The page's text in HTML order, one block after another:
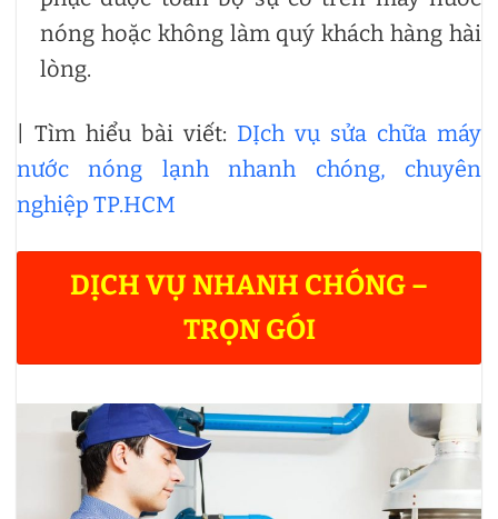
nóng hoặc không làm quý khách hàng hài
lòng.
| Tìm hiểu bài viết: DỊch vụ sửa chữa máy
nước nóng lạnh nhanh chóng, chuyên
nghiệp TP.HCM
DỊCH VỤ NHANH CHÓNG –
TRỌN GÓI